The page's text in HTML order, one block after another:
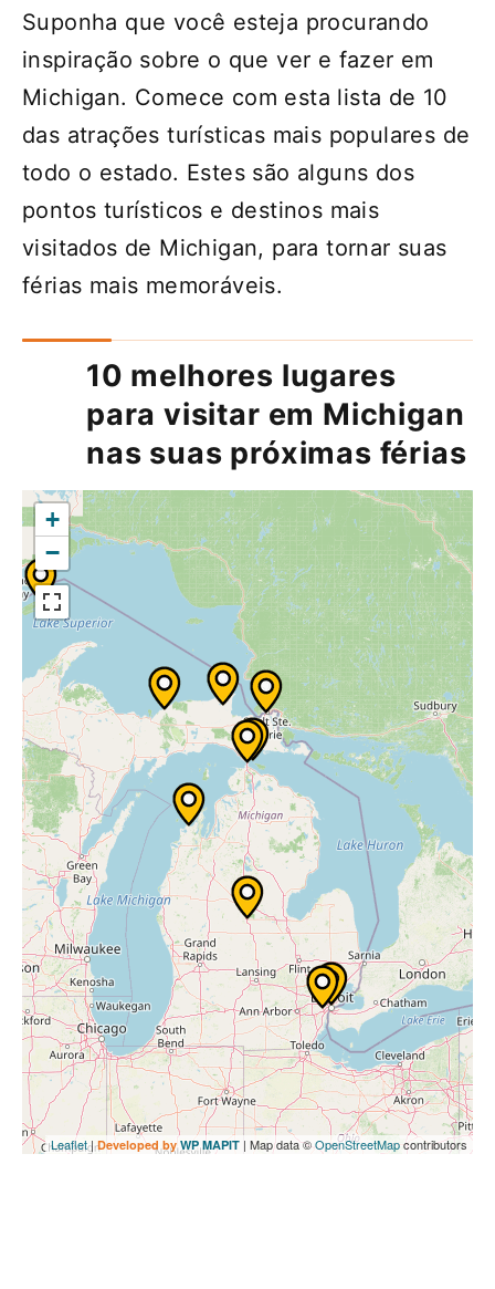
Suponha que você esteja procurando
inspiração sobre o que ver e fazer em
Michigan. Comece com esta lista de 10
das atrações turísticas mais populares de
todo o estado. Estes são alguns dos
pontos turísticos e destinos mais
visitados de Michigan, para tornar suas
férias mais memoráveis.
10 melhores lugares
para visitar em Michigan
nas suas próximas férias
+
−
Leaflet|Developed byWP MAPIT | Map data ©OpenStreetMapcontributors